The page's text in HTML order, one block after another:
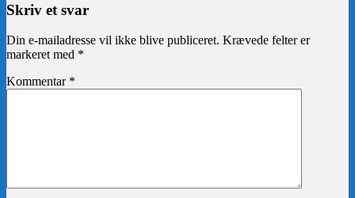
Skriv et svar
Din e-mailadresse vil ikke blive publiceret. Krævede felter er
markeret med *
Kommentar *